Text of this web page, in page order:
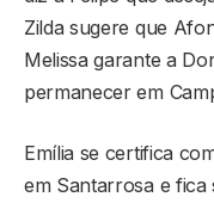
Zilda sugere que
Melissa garante a
permanecer em
Emília se certifica
em Santarrosa e fica